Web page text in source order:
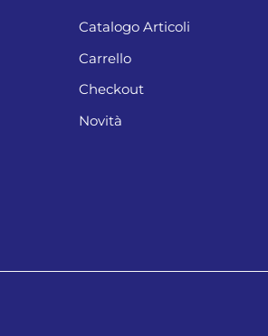
Catalogo Articoli
Carrello
Checkout
Novità